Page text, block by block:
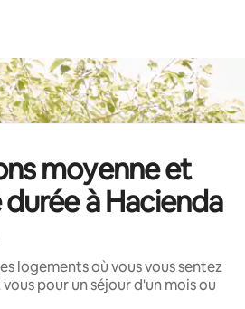
moyenne et
à Hacienda
logements où vous vous sentez
pour un séjour d'un mois ou